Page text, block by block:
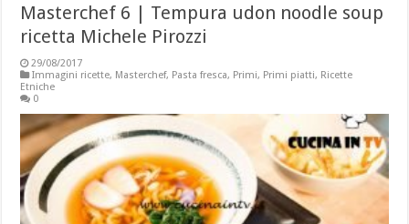
Masterchef 6 | Tempura udon noodle soup
ricetta Michele Pirozzi
29/08/2017
Immagini ricette, Masterchef, Pasta fresca, Primi, Primi piatti, Ricette
Etniche
0